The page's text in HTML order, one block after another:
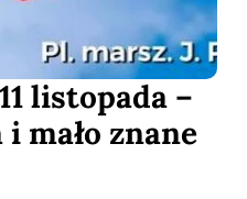
listopada –
mało znane